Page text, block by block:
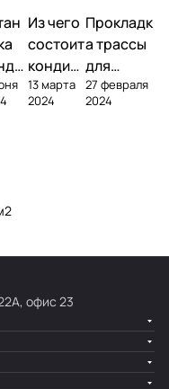
Из чего
состоит
кондиц
ионер?
13 марта
2024
Прокладк
а трассы
для
кондицио
нера
27 февраля
2024
офис 23